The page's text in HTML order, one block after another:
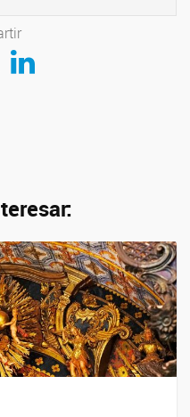
en Twitter
Compartir en LinkedIn